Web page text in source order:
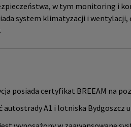
w tym monitoring i
system klimatyzacji i
posiada certyfikat BREEAM na
autostrady A1 i lotniska